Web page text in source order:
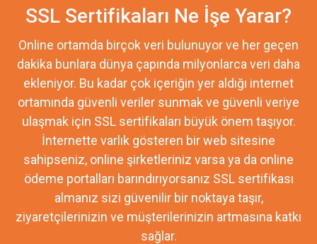
SSL Sertifikaları Ne İşe Yarar?
Online ortamda birçok veri bulunuyor ve her geçen
dakika bunlara dünya çapında milyonlarca veri daha
ekleniyor. Bu kadar çok içeriğin yer aldığı internet
ortamında güvenli veriler sunmak ve güvenli veriye
ulaşmak için SSL sertifikaları büyük önem taşıyor.
İnternette varlık gösteren bir web sitesine
sahipseniz, online şirketleriniz varsa ya da online
ödeme portalları barındırıyorsanız SSL sertifikası
almanız sizi güvenilir bir noktaya taşır,
ziyaretçilerinizin ve müşterilerinizin artmasına katkı
sağlar.